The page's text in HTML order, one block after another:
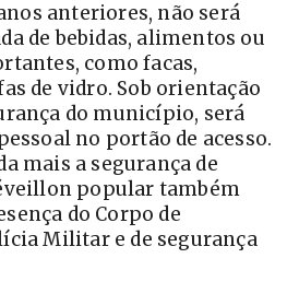
anteriores, não será
de bebidas, alimentos ou
como facas,
de vidro. Sob orientação
do município, será
no portão de acesso.
mais a segurança de
popular também
do Corpo de
Militar e de segurança